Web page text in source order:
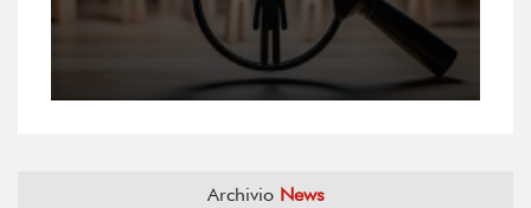
Archivio News